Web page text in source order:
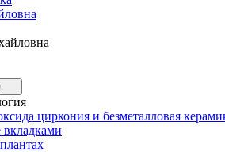
циркония и безметалловая